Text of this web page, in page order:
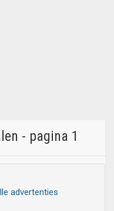
- pagina 1
advertenties